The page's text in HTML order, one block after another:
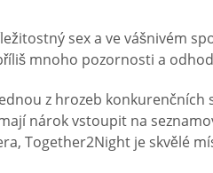
sex a ve vášnivém
mnoho pozornosti a
z hrozeb
nárok vstoupit na
Together2Night je skvělé